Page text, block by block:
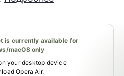
is currently available for
macOS only
your desktop device
Opera Air.